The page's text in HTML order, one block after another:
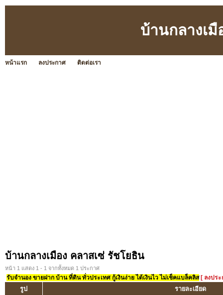
บ้านกลางเ
หน้าแรก ลงประกาศ ติดต่อเรา
บ้านกลางเมือง คลาสเซ่ รัชโยธิน
หน้า 1 แสดง 1 - 1 จากทั้งหมด 1 ประกาศ
รับจำนอง ขายฝาก บ้าน ที่ดิน ทั่วประเทศ กู้เงินง่าย ได้เงินไว ไม่เช็คแบล็คลิส [ ลงปร
รูป รายละเอียด